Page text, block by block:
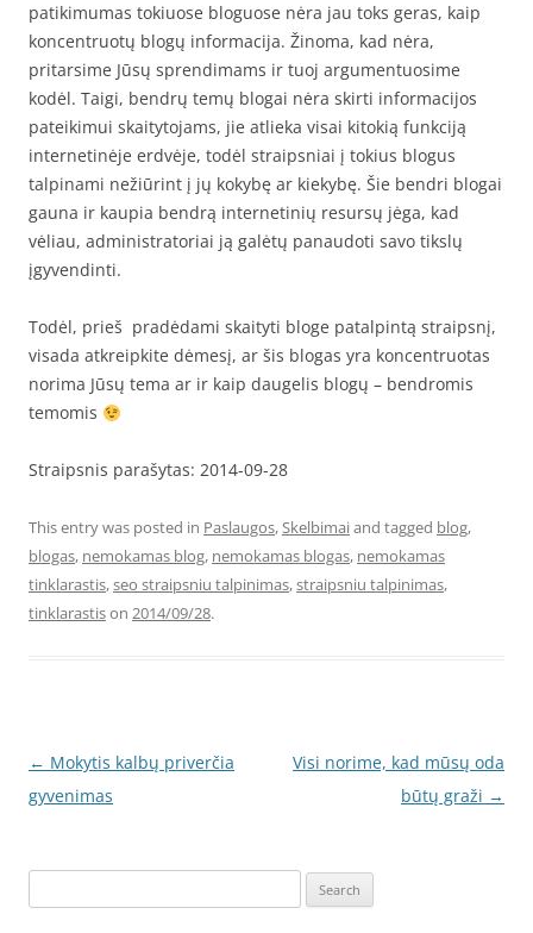
patikimumas tokiuose bloguose nėra jau toks geras, kaip
koncentruotų blogų informacija. Žinoma, kad nėra,
pritarsime Jūsų sprendimams ir tuoj argumentuosime
kodėl. Taigi, bendrų temų blogai nėra skirti informacijos
pateikimui skaitytojams, jie atlieka visai kitokią funkciją
internetinėje erdvėje, todėl straipsniai į tokius blogus
talpinami nežiūrint į jų kokybę ar kiekybę. Šie bendri blogai
gauna ir kaupia bendrą internetinių resursų jėga, kad
vėliau, administratoriai ją galėtų panaudoti savo tikslų
įgyvendinti.
Todėl, prieš pradėdami skaityti bloge patalpintą straipsnį,
visada atkreipkite dėmesį, ar šis blogas yra koncentruotas
norima Jūsų tema ar ir kaip daugelis blogų – bendromis
temomis
Straipsnis parašytas: 2014-09-28
This entry was posted in Paslaugos,Skelbimaiand tagged blog,
blogas, nemokamas blog, nemokamas blogas, nemokamas
tinklarastis,seo straipsniu talpinimas,straipsniu talpinimas,
tinklarastison 2014/09/28.
Post
navigation
← Mokytis kalbų priverčia
gyvenimas
Visi norime, kad mūsų oda
būtų graži →
for: